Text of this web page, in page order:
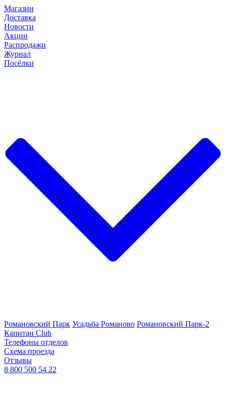
Магазин
Доставка
Новости
Акции
Распродажи
Журнал
Посёлки
Романовский Парк Усадьба Романово Романовский Парк-2
Капитан Club
Телефоны отделов
Схема проезда
Отзывы
8 800 500 54 22